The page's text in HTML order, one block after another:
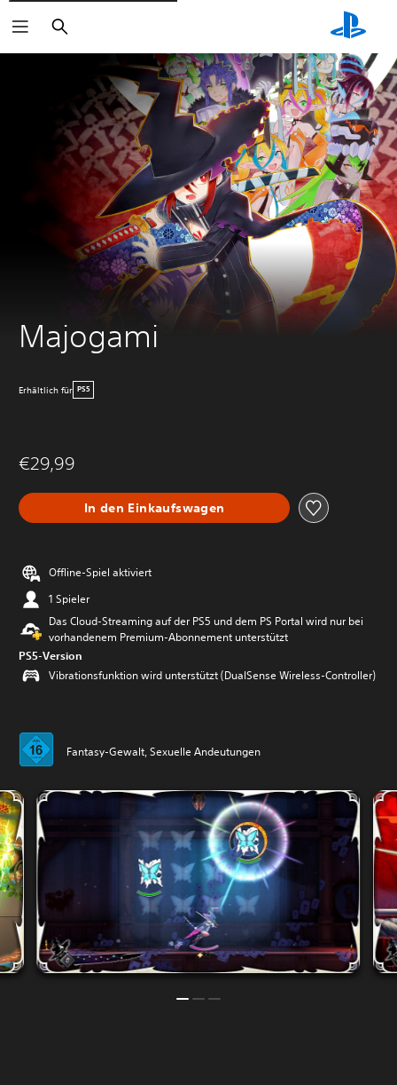
Suchen
Majogami
Erhältlich für PS5
€29,99
In den Einkaufswagen
Offline-Spiel aktiviert
1 Spieler
Das Cloud-Streaming auf der PS5 und dem PS Portal wird nur bei
vorhandenem Premium-Abonnement unterstützt
PS5-Version
Vibrationsfunktion wird unterstützt (DualSense Wireless-Controller)
Fantasy-Gewalt, Sexuelle Andeutungen